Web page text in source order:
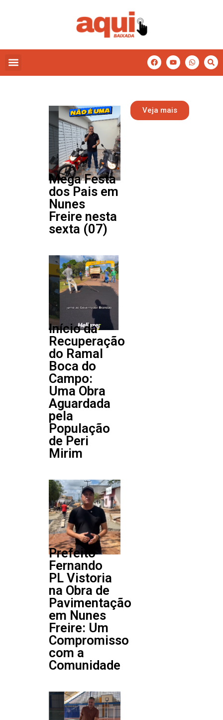
Mega Festa
dos Pais em
Nunes
Freire nesta
sexta (07)
Início da
Recuperação
do Ramal
Boca do
Campo:
Uma Obra
Aguardada
pela
População
de Peri
Mirim
Prefeito
Fernando
PL Vistoria
na Obra de
Pavimentação
em Nunes
Freire: Um
Compromisso
com a
Comunidade
Veja mais